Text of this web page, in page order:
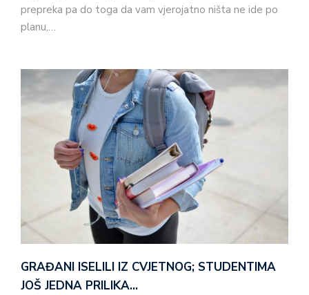
prepreka pa do toga da vam vjerojatno ništa ne ide po
planu,…
GRAĐANI ISELILI IZ CVJETNOG; STUDENTIMA
JOŠ JEDNA PRILIKA…